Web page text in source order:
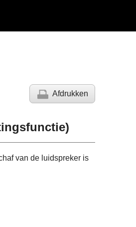
Afdrukken
van de luidspreker is